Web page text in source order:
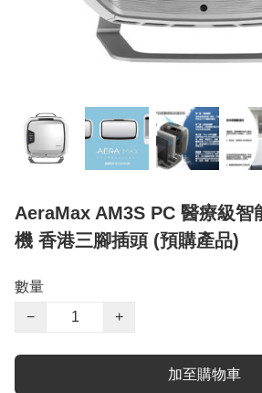
AeraMax AM3S PC 醫療級智
機 香港三腳插頭 (預購產品)
數量
−
+
加至購物車